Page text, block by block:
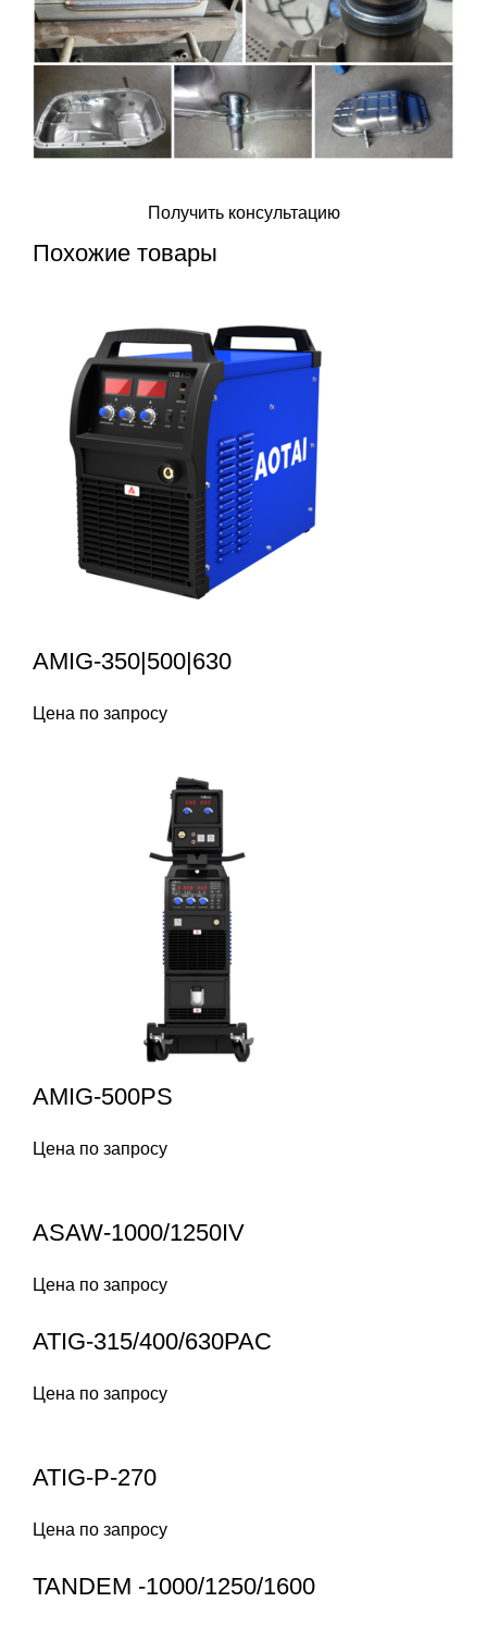
Получить консультацию
Похожие товары
AMIG-350|500|630
Цена по запросу
AMIG-500PS
Цена по запросу
ASAW-1000/1250IV
Цена по запросу
ATIG-315/400/630PAC
Цена по запросу
ATIG-P-270
Цена по запросу
TANDEM -1000/1250/1600